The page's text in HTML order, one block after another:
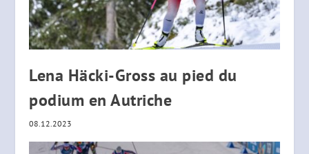
Lena Häcki-Gross au pied du
podium en Autriche
08.12.2023